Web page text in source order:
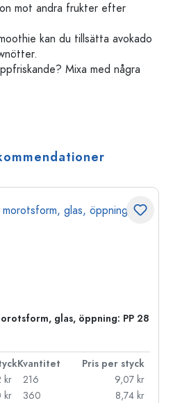
mot andra frukter efter
kan du tillsätta avokado
Mixa med några
glas, öppning: PP 28
Kvantitet
Pris per styck
kr
kr
216
9,07 kr
360
8,74 kr